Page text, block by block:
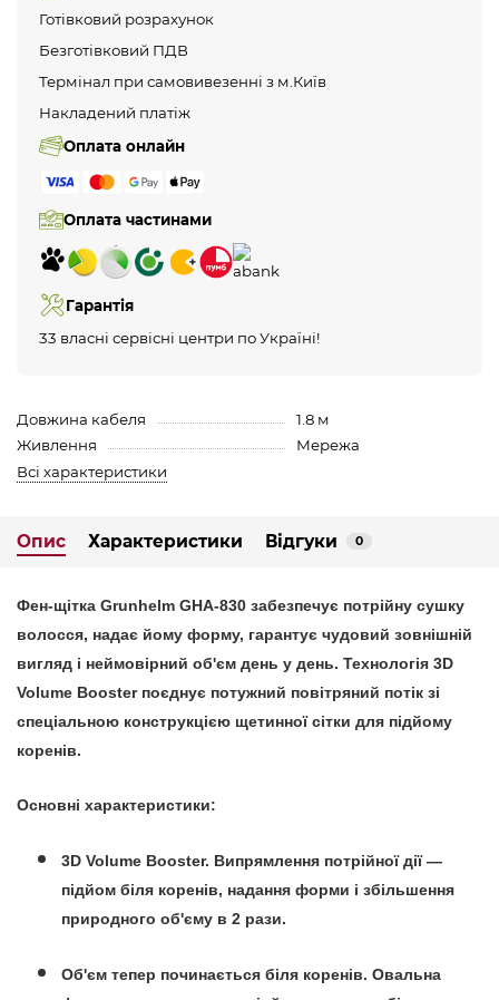
Готівковий розрахунок
Безготівковий ПДВ
Термінал при самовивезенні з м.Київ
Накладений платіж
Оплата онлайн
Оплата частинами
Гарантія
33 власні сервісні центри по Україні!
Довжина кабеля
1.8 м
Живлення
Мережа
Всі характеристики
Опис Характеристики Відгуки 0
Фен-щітка Grunhelm GHA-830 забезпечує потрійну сушку
волосся, надає йому форму, гарантує чудовий зовнішній
вигляд і неймовірний об'єм день у день. Технологія 3D
Volume Booster поєднує потужний повітряний потік зі
спеціальною конструкцією щетинної сітки для підйому
коренів.
Основні характеристики:
3D Volume Booster. Випрямлення потрійної дії —
підйом біля коренів, надання форми і збільшення
природного об'єму в 2 рази.
Об'єм тепер починається біля коренів. Овальна